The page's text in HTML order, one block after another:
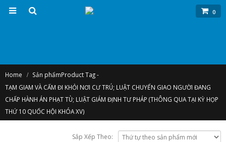
0
Home Sản phẩmProduct Tag -
TẠM GIAM VÀ CẤM ĐI KHỎI NƠI CƯ TRÚ; LUẬT CHUYỂN GIAO NGƯỜI ĐANG
CHẤP HÀNH ÁN PHẠT TÙ; LUẬT GIÁM ĐỊNH TƯ PHÁP (THÔNG QUA TẠI KỲ HỌP
THỨ 10 QUỐC HỘI KHÓA XV)
Sắp Xếp Theo: